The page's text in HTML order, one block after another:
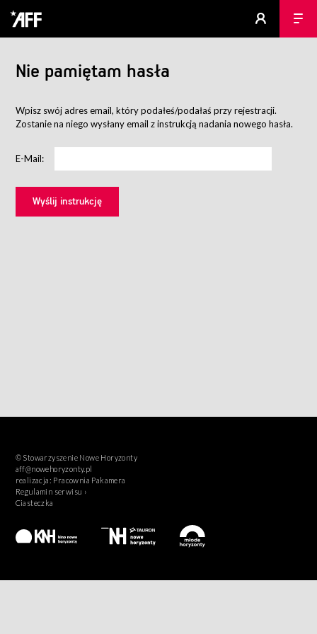
Nie pamiętam hasła
Wpisz swój adres email, który podałeś/podałaś przy rejestracji.
Zostanie na niego wysłany email z instrukcją nadania nowego hasła.
E-Mail:
© Stowarzyszenie Nowe Horyzonty
aff@nowehoryzonty.pl
realizacja: Pracownia Pakamera
Regulamin serwisu ›
Ciasteczka